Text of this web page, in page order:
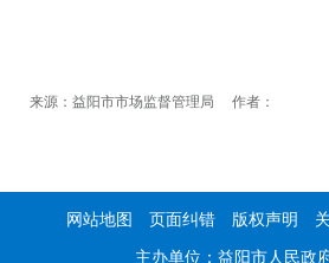
来源：益阳市市场监督管理局 作者：
网站地图 页面纠错 版权声明
主办单位：益阳市人民政